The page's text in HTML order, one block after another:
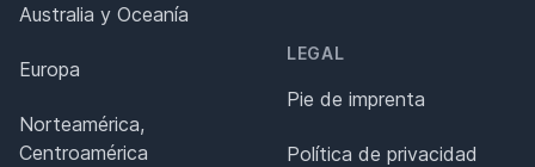
Australia y Oceanía
Europa
Norteamérica,
Centroamérica
LEGAL
Pie de imprenta
Política de privacidad